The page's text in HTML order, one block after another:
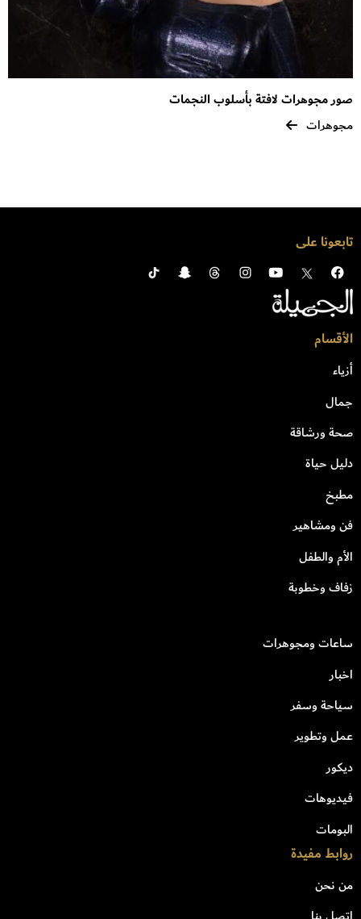
صور مجوهرات لافتة بأسلوب النجمات
مجوهرات
تابعونا على
الأقسام
أزياء
جمال
صحة ورشاقة
دليل حياة
مطبخ
فن ومشاهير
الأم والطفل
زفاف وخطوبة
ساعات ومجوهرات
اخبار
سياحة وسفر
عمل وتطوير
ديكور
فيديوهات
البومات
روابط مفيدة
من نحن